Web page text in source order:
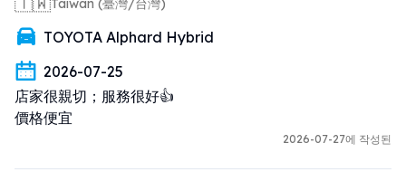
Taiwan (臺灣/台灣)
TOYOTA Alphard Hybrid
2026-07-25
店家很親切；服務很好👍
價格便宜
2026-07-27에 작성된